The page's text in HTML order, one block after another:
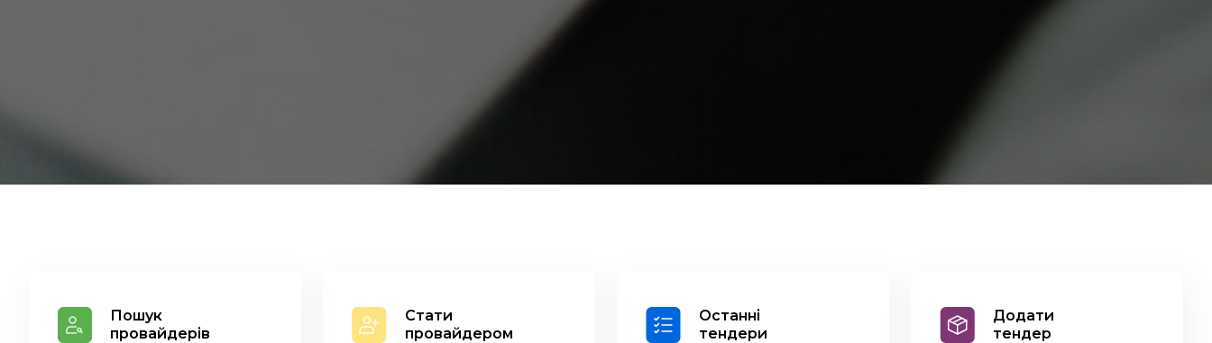
Пошук
провайдерів
Стати
провайдером
Останні
тендери
Додати
тендер